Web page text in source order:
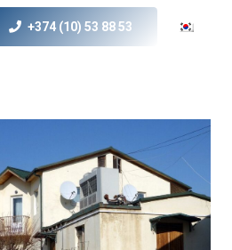
+374 (10) 53 88 53